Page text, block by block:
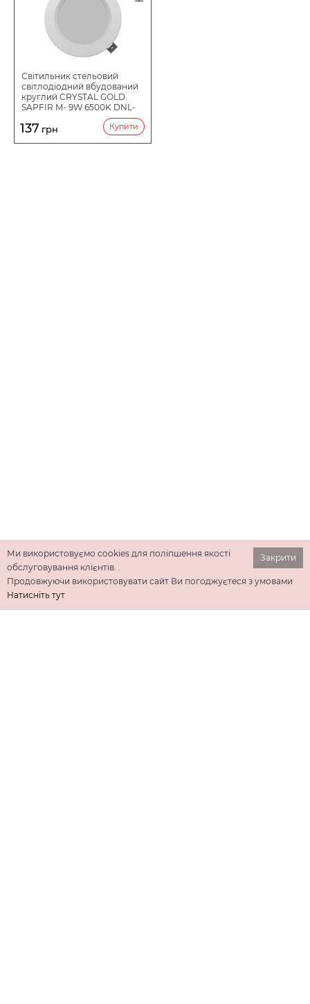
Світильник стельовий
світлодіодний вбудований
круглий CRYSTAL GOLD
SAPFIR M- 9W 6500K DNL-
137 грн Купити
Закрити
Ми використовуємо cookies для поліпшення якості
обслуговування клієнтів. .
Продовжуючи використовувати сайт Ви погоджуєтеся з умовами
Натисніть тут